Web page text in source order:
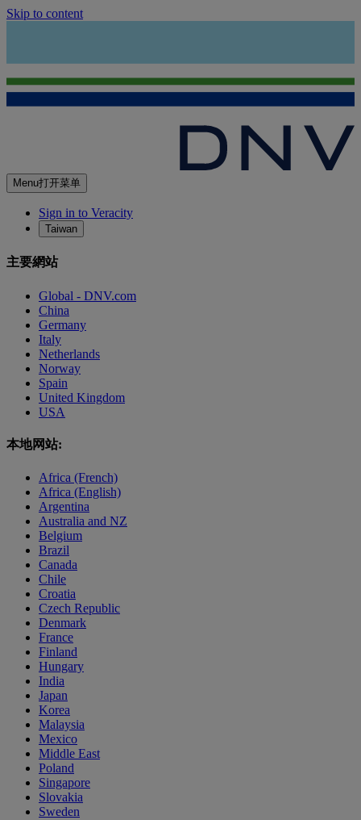
Skip to content
Menu打开菜单
Sign in to Veracity
Taiwan
主要網站
Global - DNV.com
China
Germany
Italy
Netherlands
Norway
Spain
United Kingdom
USA
本地网站:
Africa (French)
Africa (English)
Argentina
Australia and NZ
Belgium
Brazil
Canada
Chile
Croatia
Czech Republic
Denmark
France
Finland
Hungary
India
Japan
Korea
Malaysia
Mexico
Middle East
Poland
Singapore
Slovakia
Sweden